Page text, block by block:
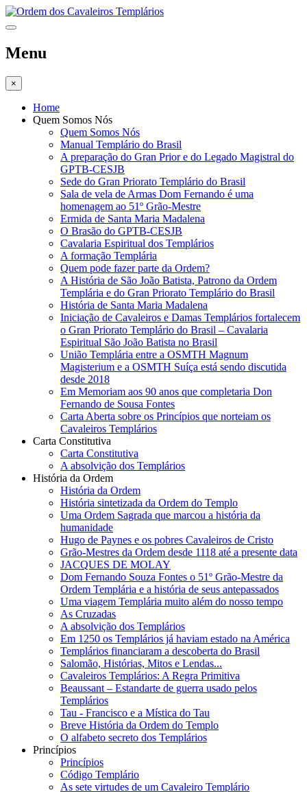
Menu
×
Home
Quem Somos Nós
Quem Somos Nós
Manual Templário do Brasil
A preparação do Gran Prior e do Legado Magistral do
GPTB-CESJB
Sede do Gran Priorato Templário do Brasil
Sala de vela de Armas Dom Fernando é uma
homenagem ao 51º Grão-Mestre
Ermida de Santa Maria Madalena
O Brasão do GPTB-CESJB
Cavalaria Espiritual dos Templários
A formação Templária
Quem pode fazer parte da Ordem?
A História de São João Batista, Patrono da Ordem
Templária e do Gran Priorato Templário do Brasil
História de Santa Maria Madalena
Iniciação de Cavaleiros e Damas Templários fortalecem
o Gran Priorato Templário do Brasil – Cavalaria
Espiritual São João Batista no Brasil
União Templária entre a OSMTH Magnum
Magisterium e a OSMTH Suíça está sendo discutida
desde 2018
Em Memoriam aos 90 anos que completaria Don
Fernando de Sousa Fontes
Carta Aberta sobre os Princípios que norteiam os
Cavaleiros Templários
Carta Constitutiva
Carta Constitutiva
A absolvição dos Templários
História da Ordem
História da Ordem
História sintetizada da Ordem do Templo
Uma Ordem Sagrada que marcou a história da
humanidade
Hugo de Paynes e os pobres Cavaleiros de Cristo
Grão-Mestres da Ordem desde 1118 até a presente data
JACQUES DE MOLAY
Dom Fernando Souza Fontes o 51º Grão-Mestre da
Ordem Templária e a história de seus antepassados
Uma viagem Templária muito além do nosso tempo
As Cruzadas
A absolvição dos Templários
Em 1250 os Templários já haviam estado na América
Templários financiaram a descoberta do Brasil
Salomão, Histórias, Mitos e Lendas...
Cavaleiros Templários: A Regra Primitiva
Beaussant – Estandarte de guerra usado pelos
Templários
Tau - Francisco e a Mística do Tau
Breve História da Ordem do Templo
O alfabeto secreto dos Templários
Princípios
Princípios
Código Templário
As sete virtudes de um Cavaleiro Templário